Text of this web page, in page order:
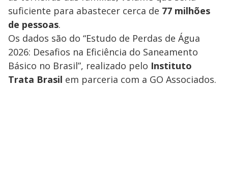
suficiente para abastecer cerca de 77 milhões
de pessoas.
Os dados são do “Estudo de Perdas de Água
2026: Desafios na Eficiência do Saneamento
Básico no Brasil”, realizado pelo Instituto
Trata Brasil em parceria com a GO Associados.